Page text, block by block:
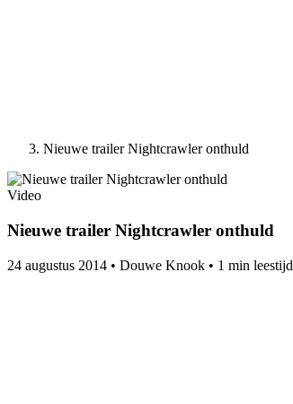
Nieuwe trailer Nightcrawler onthuld
Video
Nieuwe trailer Nightcrawler onthuld
24 augustus 2014 • Douwe Knook • 1 min leestijd